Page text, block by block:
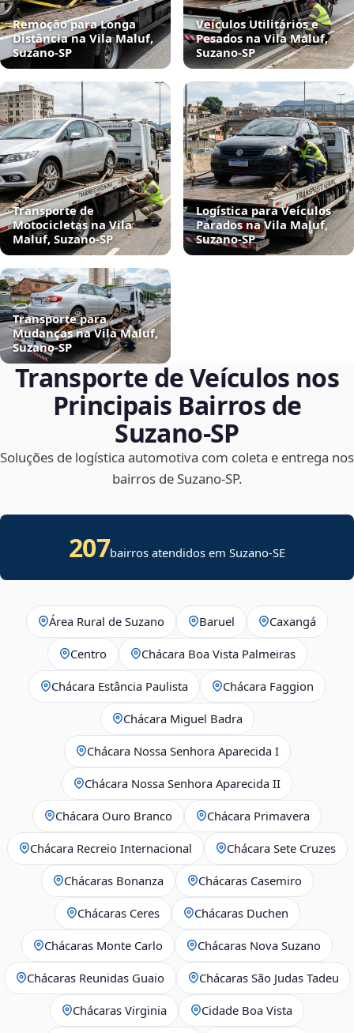
Remoção para Longa
Distância na Vila Maluf,
Suzano‑SP
Veículos Utilitários e
Pesados na Vila Maluf,
Suzano‑SP
Transporte de
Motocicletas na Vila
Maluf, Suzano‑SP
Logística para Veículos
Parados na Vila Maluf,
Suzano‑SP
Transporte para
Mudanças na Vila Maluf,
Suzano‑SP
Transporte de Veículos nos
Principais Bairros de
Suzano‑SP
Soluções de logística automotiva com coleta e entrega nos
bairros de Suzano‑SP.
207bairros atendidos emSuzano-SE
Área Rural de Suzano Baruel Caxangá
Centro Chácara Boa Vista Palmeiras
Chácara Estância Paulista Chácara Faggion
Chácara Miguel Badra
Chácara Nossa Senhora Aparecida I
Chácara Nossa Senhora Aparecida II
Chácara Ouro Branco Chácara Primavera
Chácara Recreio Internacional Chácara Sete Cruzes
Chácaras Bonanza Chácaras Casemiro
Chácaras Ceres Chácaras Duchen
Chácaras Monte Carlo Chácaras Nova Suzano
Chácaras Reunidas Guaio Chácaras São Judas Tadeu
Chácaras Virginia Cidade Boa Vista